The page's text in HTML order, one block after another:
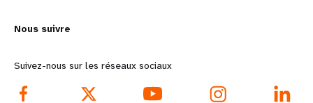
o
r
e
d
Nous suivre
Suivez-nous sur les réseaux sociaux